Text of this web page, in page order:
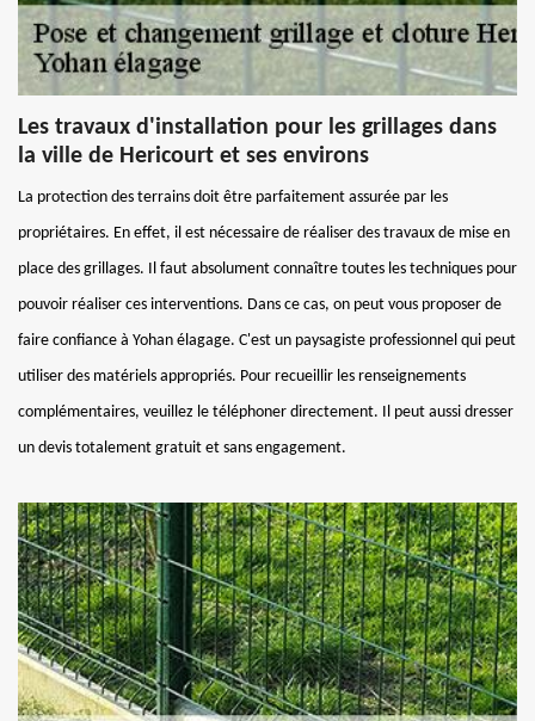
Les travaux d'installation pour les grillages dans
la ville de Hericourt et ses environs
La protection des terrains doit être parfaitement assurée par les
propriétaires. En effet, il est nécessaire de réaliser des travaux de mise en
place des grillages. Il faut absolument connaître toutes les techniques pour
pouvoir réaliser ces interventions. Dans ce cas, on peut vous proposer de
faire confiance à Yohan élagage. C'est un paysagiste professionnel qui peut
utiliser des matériels appropriés. Pour recueillir les renseignements
complémentaires, veuillez le téléphoner directement. Il peut aussi dresser
un devis totalement gratuit et sans engagement.